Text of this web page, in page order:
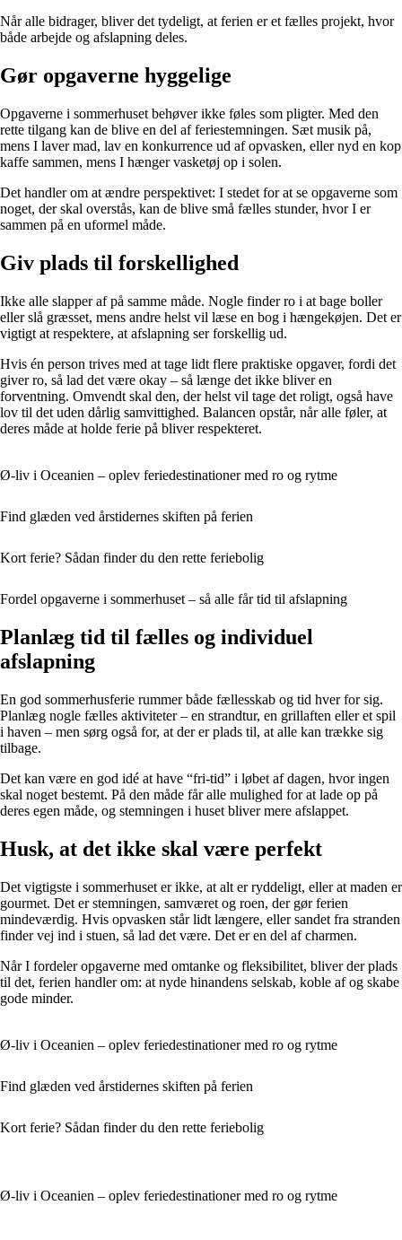
Når alle bidrager, bliver det tydeligt, at ferien er et fælles projekt, hvor
både arbejde og afslapning deles.
Gør opgaverne hyggelige
Opgaverne i sommerhuset behøver ikke føles som pligter. Med den
rette tilgang kan de blive en del af feriestemningen. Sæt musik på,
mens I laver mad, lav en konkurrence ud af opvasken, eller nyd en kop
kaffe sammen, mens I hænger vasketøj op i solen.
Det handler om at ændre perspektivet: I stedet for at se opgaverne som
noget, der skal overstås, kan de blive små fælles stunder, hvor I er
sammen på en uformel måde.
Giv plads til forskellighed
Ikke alle slapper af på samme måde. Nogle finder ro i at bage boller
eller slå græsset, mens andre helst vil læse en bog i hængekøjen. Det er
vigtigt at respektere, at afslapning ser forskellig ud.
Hvis én person trives med at tage lidt flere praktiske opgaver, fordi det
giver ro, så lad det være okay – så længe det ikke bliver en
forventning. Omvendt skal den, der helst vil tage det roligt, også have
lov til det uden dårlig samvittighed. Balancen opstår, når alle føler, at
deres måde at holde ferie på bliver respekteret.
Ø-liv i Oceanien – oplev feriedestinationer med ro og rytme
Find glæden ved årstidernes skiften på ferien
Kort ferie? Sådan finder du den rette feriebolig
Fordel opgaverne i sommerhuset – så alle får tid til afslapning
Planlæg tid til fælles og individuel
afslapning
En god sommerhusferie rummer både fællesskab og tid hver for sig.
Planlæg nogle fælles aktiviteter – en strandtur, en grillaften eller et spil
i haven – men sørg også for, at der er plads til, at alle kan trække sig
tilbage.
Det kan være en god idé at have “fri-tid” i løbet af dagen, hvor ingen
skal noget bestemt. På den måde får alle mulighed for at lade op på
deres egen måde, og stemningen i huset bliver mere afslappet.
Husk, at det ikke skal være perfekt
Det vigtigste i sommerhuset er ikke, at alt er ryddeligt, eller at maden er
gourmet. Det er stemningen, samværet og roen, der gør ferien
mindeværdig. Hvis opvasken står lidt længere, eller sandet fra stranden
finder vej ind i stuen, så lad det være. Det er en del af charmen.
Når I fordeler opgaverne med omtanke og fleksibilitet, bliver der plads
til det, ferien handler om: at nyde hinandens selskab, koble af og skabe
gode minder.
Ø-liv i Oceanien – oplev feriedestinationer med ro og rytme
Find glæden ved årstidernes skiften på ferien
Kort ferie? Sådan finder du den rette feriebolig
Ø-liv i Oceanien – oplev feriedestinationer med ro og rytme